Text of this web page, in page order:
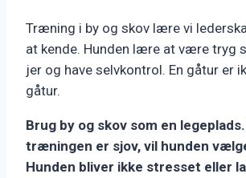
Træning i by og skov lære vi
at kende. Hunden lære at være tryg
jer og have selvkontrol. En gåtur er
gåtur.
Brug by og skov som en
træningen er sjov, vil hunden
Hunden bliver ikke stresset eller